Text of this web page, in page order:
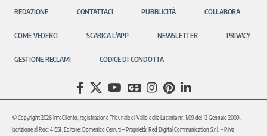
REDAZIONE CONTATTACI PUBBLICITÀ COLLABORA
COME VEDERCI SCARICA L’APP NEWSLETTER PRIVACY
GESTIONE RECLAMI CODICE DI CONDOTTA
© Copyright 2026 InfoCilento, registrazione Tribunale di Vallo della Lucania nr. 1/09 del 12 Gennaio 2009.
Iscrizione al Roc: 41551. Editore: Domenico Cerruti – Proprietà: Red Digital Communication S.r.l. – P.iva